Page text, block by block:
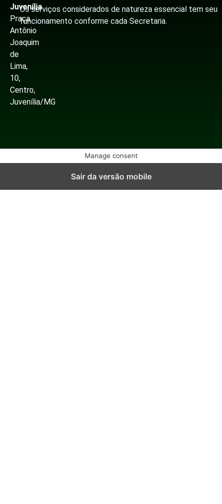
Juvenília
Praça
Antônio
Joaquim
de
Lima,
10,
Centro,
Juvenília/MG
Os serviços considerados de natureza essencial tem seu
funcionamento conforme cada Secretaria.
Manage consent
Sair da versão mobile